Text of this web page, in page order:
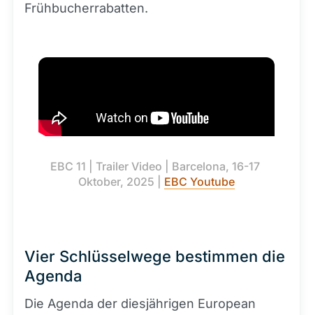
Frühbucherrabatten.
EBC 11 | Trailer Video | Barcelona, 16-17
Oktober, 2025 | EBC Youtube
Vier Schlüsselwege bestimmen die
Agenda
Die Agenda der diesjährigen European